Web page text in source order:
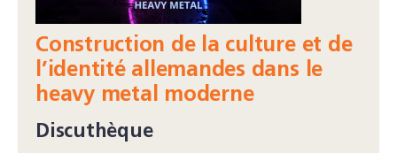
Construction de la culture et de
l’identité allemandes dans le
heavy metal moderne
Discuthèque